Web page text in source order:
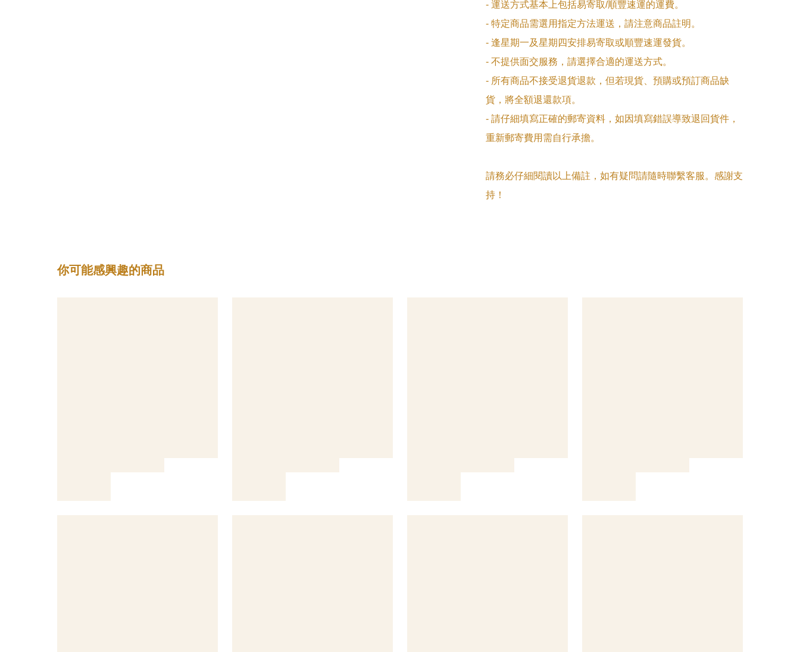
- 運送方式基本上包括易寄取/順豐速運的運費。
- 特定商品需選用指定方法運送，請注意商品註明。
- 逢星期一及星期四安排易寄取或順豐速運發貨。
- 不提供面交服務，請選擇合適的運送方式。
- 所有商品不接受退貨退款，但若現貨、預購或預訂商品缺
貨，將全額退還款項。
- 請仔細填寫正確的郵寄資料，如因填寫錯誤導致退回貨件，
重新郵寄費用需自行承擔。
請務必仔細閱讀以上備註，如有疑問請隨時聯繫客服。感謝支
持！
你可能感興趣的商品